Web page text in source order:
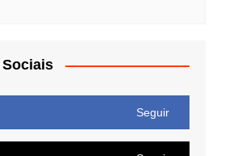
Sociais
Seguir